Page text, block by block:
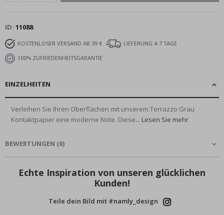
ID 11088
KOSTENLOSER VERSAND AB 39 €
LIEFERUNG 4-7 TAGE
100% ZUFRIEDENHEITSGARANTIE
EINZELHEITEN
Verleihen Sie Ihren Oberflächen mit unserem Terrazzo Grau
Kontaktpapier eine moderne Note. Diese... Lesen Sie mehr
BEWERTUNGEN (0)
Echte Inspiration von unseren glücklichen
Kunden!
Teile dein Bild mit #namly_design